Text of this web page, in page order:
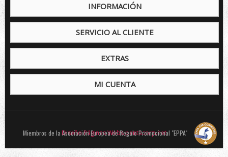
INFORMACIÓN
SERVICIO AL CLIENTE
EXTRAS
MI CUENTA
Diseño Páginas Webs pentacorp.net
Miembros de la Asociación Europea de Regalo Promocional "EPPA"